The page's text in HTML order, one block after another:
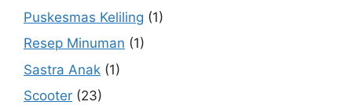
Puskesmas Keliling (1)
Resep Minuman (1)
Sastra Anak (1)
Scooter (23)